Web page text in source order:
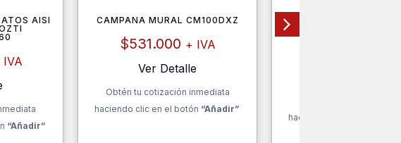
AISI
IVA
“Añadir”
CAMPANA MURAL CM100DXZ
$531.000 + IVA
Ver Detalle
Obtén tu cotización inmediata
haciendo clic en el botón “Añadir”
FILTRO ACERO
haciendo clic en el botón